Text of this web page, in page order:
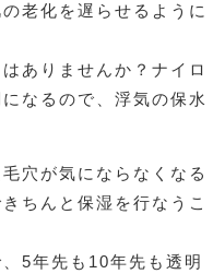
老化を遅らせるように
ありませんか？ナイロ
なるので、浮気の保水
穴が気にならなくなる
ちんと保湿を行なうこ
5年先も10年先も透明